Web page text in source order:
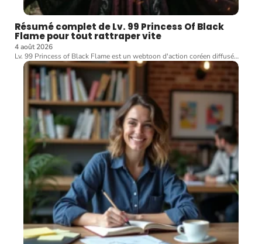
Résumé complet de Lv. 99 Princess Of Black
Flame pour tout rattraper vite
4 août 2026
Lv. 99 Princess of Black Flame est un webtoon d'action coréen diffusé…